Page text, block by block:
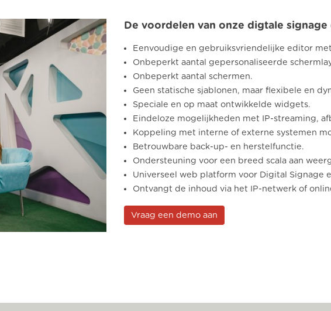
De voordelen van onze digtale signage
Eenvoudige en gebruiksvriendelijke editor
Onbeperkt aantal gepersonaliseerde
Onbeperkt aantal schermen.
Geen statische sjablonen, maar flexibele en
Speciale en op maat ontwikkelde widgets.
Eindeloze mogelijkheden met IP-streaming,
Koppeling met interne of externe systemen
Betrouwbare back-up- en herstelfunctie.
Ondersteuning voor een breed scala aan
Universeel web platform voor Digital Signage
Ontvangt de inhoud via het IP-netwerk of
Vraag een demo aan